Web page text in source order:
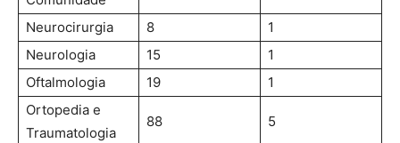
Neurocirurgia
8
1
Neurologia
15
1
Oftalmologia
19
1
Ortopedia e
Traumatologia
88 5